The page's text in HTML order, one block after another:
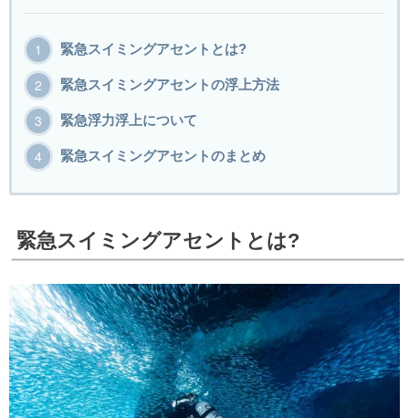
緊急スイミングアセントとは?
緊急スイミングアセントの浮上方法
緊急浮力浮上について
緊急スイミングアセントのまとめ
緊急スイミングアセントとは?